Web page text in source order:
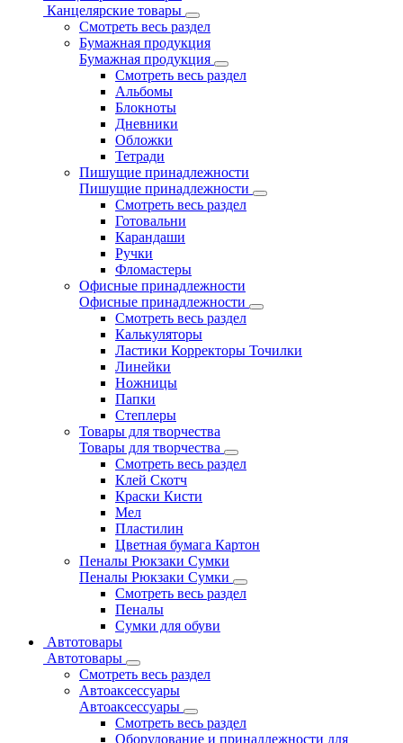
Канцелярские товары
Смотреть весь раздел
Бумажная продукция
Бумажная продукция
Смотреть весь раздел
Альбомы
Блокноты
Дневники
Обложки
Тетради
Пишущие принадлежности
Пишущие принадлежности
Смотреть весь раздел
Готовальни
Карандаши
Ручки
Фломастеры
Офисные принадлежности
Офисные принадлежности
Смотреть весь раздел
Калькуляторы
Ластики Корректоры Точилки
Линейки
Ножницы
Папки
Степлеры
Товары для творчества
Товары для творчества
Смотреть весь раздел
Клей Скотч
Краски Кисти
Мел
Пластилин
Цветная бумага Картон
Пеналы Рюкзаки Сумки
Пеналы Рюкзаки Сумки
Смотреть весь раздел
Пеналы
Сумки для обуви
Автотовары
Автотовары
Смотреть весь раздел
Автоаксессуары
Автоаксессуары
Смотреть весь раздел
Оборудование и принадлежности для